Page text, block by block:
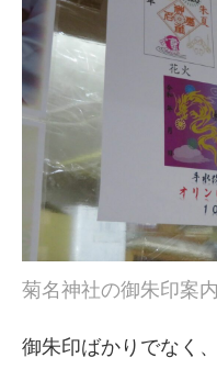
菊名神社の御朱印案内
御朱印ばかりでなく